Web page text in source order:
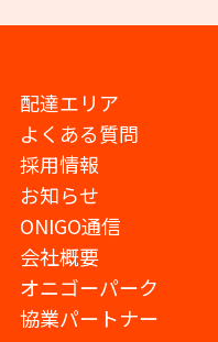
配達エリア
よくある質問
採用情報
お知らせ
ONIGO通信
会社概要
オニゴーパーク
協業パートナー